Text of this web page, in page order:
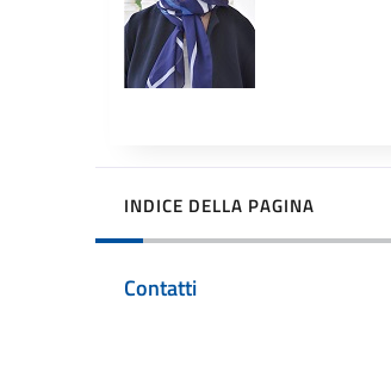
INDICE DELLA PAGINA
Contatti